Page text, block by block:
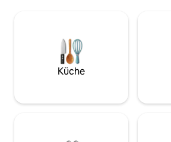
Verkostungserlebnis in einer voll
ausgestatteten Küche vor. Nach einem
langen Tag können Sie sich am Kamin
entspannen. Sie sitzen auf der Terrasse
Wasseroberfläche. Parkplatz direkt am
Küche